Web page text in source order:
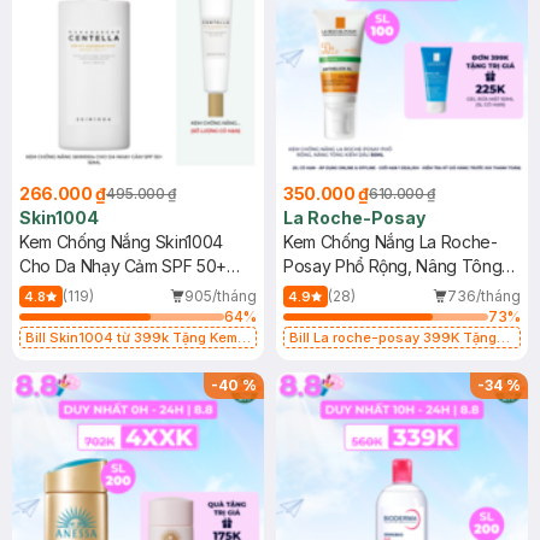
266.000 ₫495.000 ₫
Skin1004
Kem Chống Nắng Skin1004
Cho Da Nhạy Cảm SPF 50+
50ml
4.8 (119)
905/tháng
64%
Bill Skin1004 từ 399k Tặng Kem
SPF 50+ 20ml (SL Có Hạn)
350.000 ₫610.000 ₫
La Roche-Posay
Kem Chống Nắng La Roche-
Posay Phổ Rộng, Nâng Tông
Kiềm Dầu 50ml
4.9 (28)
736/tháng
73%
Bill La roche-posay 399K Tặng
(SL có hạn)
-40% -34%